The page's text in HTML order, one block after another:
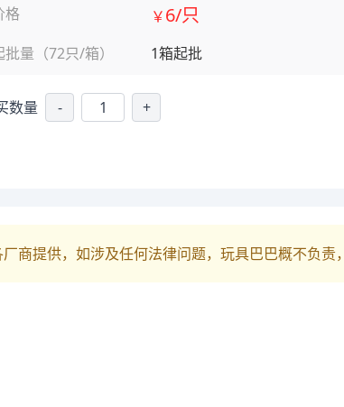
格
批量（72只/箱）
￥6/只
1箱起批
数量 - +
商提供，如涉及任何法律问题，玩具巴巴概不负责